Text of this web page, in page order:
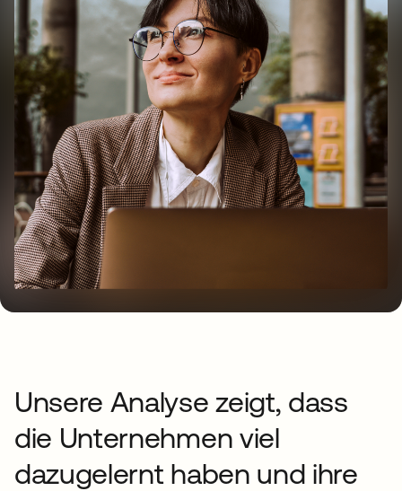
Unsere Analyse zeigt, dass
die Unternehmen viel
dazugelernt haben und ihre